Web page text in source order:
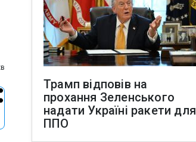
Трамп відповів на
прохання Зеленського
надати Україні ракети для
ППО